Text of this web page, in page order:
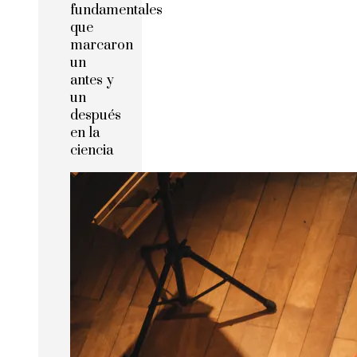
fundamentales
que
marcaron
un
antes y
un
después
en la
ciencia